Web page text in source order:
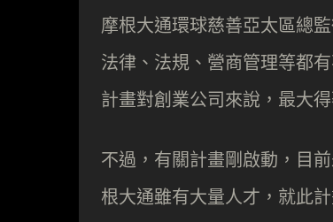
摩根大通環球慈善亞太區總
法律、法規、營商管理等都
計畫對創業公司來說，最大
不過，有關計畫剛啟動，目
根大通雖有大量人才，就此